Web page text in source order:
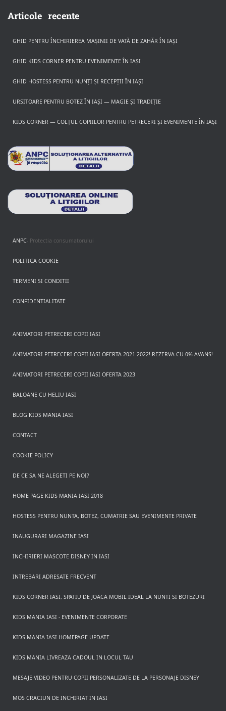
Articole recente
GHID PENTRU ÎNCHIRIEREA MAȘINII DE VATĂ DE ZAHĂR ÎN IAȘI
GHID KIDS CORNER PENTRU EVENIMENTE ÎN IAȘI
GHID HOSTESS PENTRU NUNȚI ȘI RECEPȚII ÎN IAȘI
URSITOARE PENTRU BOTEZ ÎN IAȘI — MAGIE ȘI TRADIȚIE
KIDS CORNER — COLȚUL COPIILOR PENTRU PETRECERI ȘI EVENIMENTE ÎN IAȘI
ANPC- Protectia consumatorului
POLITICA COOKIE
TERMENI SI CONDITII
CONFIDENTIALITATE
ANIMATORI PETRECERI COPII IASI
ANIMATORI PETRECERI COPII IASI OFERTA 2021-2022! REZERVA CU 0% AVANS!
ANIMATORI PETRECERI COPII IASI OFERTA 2023
BALOANE CU HELIU IASI
BLOG KIDS MANIA IASI
CONTACT
COOKIE POLICY
DE CE SA NE ALEGETI PE NOI?
HOME PAGE KIDS MANIA IASI 2018
HOSTESS PENTRU NUNTA, BOTEZ, CUMATRIE SAU EVENIMENTE PRIVATE
INAUGURARI MAGAZINE IASI
INCHIRIERI MASCOTE DISNEY IN IASI
INTREBARI ADRESATE FRECVENT
KIDS CORNER IASI, SPATIU DE JOACA MOBIL IDEAL LA NUNTI SI BOTEZURI
KIDS MANIA IASI - EVENIMENTE CORPORATE
KIDS MANIA IASI HOMEPAGE UPDATE
KIDS MANIA LIVREAZA CADOUL IN LOCUL TAU
MESAJE VIDEO PENTRU COPII PERSONALIZATE DE LA PERSONAJE DISNEY
MOS CRACIUN DE INCHIRIAT IN IASI